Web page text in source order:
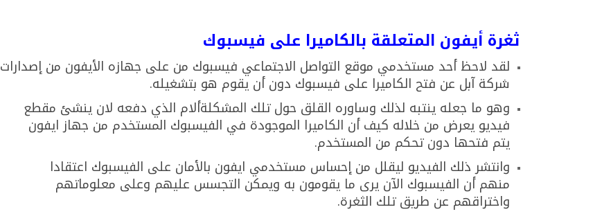
ثغرة أيفون المتعلقة بالكاميرا على فيسبوك
لقد لاحظ أحد مستخدمي موقع التواصل الاجتماعي فيسبوك من على جهازه الأيفون من إصدارات
شركة آبل عن فتح الكاميرا على فيسبوك دون أن يقوم هو بتشغيله.
وهو ما جعله ينتبه لذلك وساوره القلق حول تلك المشكلةألام الذي دفعه لان ينشئ مقطع
فيديو يعرض من خلاله كيف أن الكاميرا الموجودة في الفيسبوك المستخدم من جهاز ايفون
يتم فتحها دون تحكم من المستخدم.
وانتشر ذلك الفيديو ليقلل من إحساس مستخدمي ايفون بالأمان على الفيسبوك اعتقادا
منهم أن الفيسبوك الآن يرى ما يقومون به ويمكن التجسس عليهم وعلى معلوماتهم
واختراقهم عن طريق تلك الثغرة.